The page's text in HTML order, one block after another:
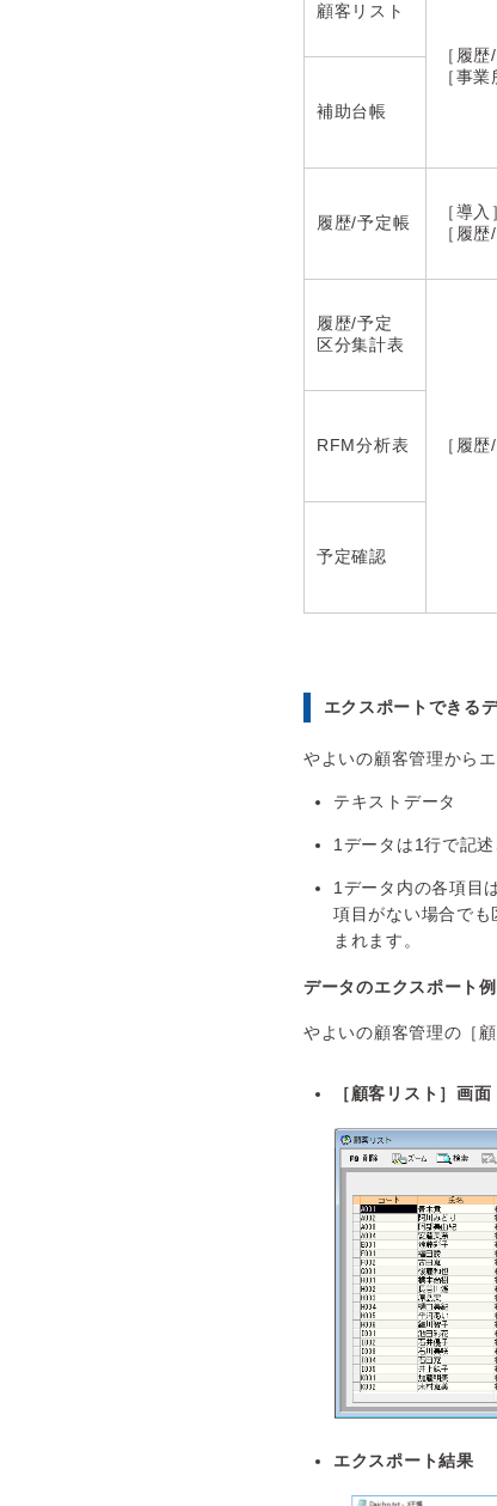
顧客リスト
［履
［事
補助台帳
履歴/予定帳
［導
［履
履歴/予定
区分集計表
［履
RFM分析表
予定確認
エクスポートできる
やよいの顧客管理から
テキストデータ
1データは1行で記
1データ内の各項目
項目がない場合で
まれます。
データのエクスポート例
やよいの顧客管理の［
［顧客リスト］画面
エクスポート結果